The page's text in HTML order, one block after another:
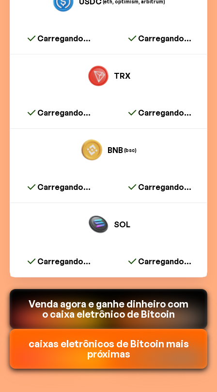
(eth, optimism, arbitrum)
Carregando... Carregando...
TRX
Carregando... Carregando...
BNB(bsc)
Carregando... Carregando...
SOL
Carregando... Carregando...
Venda agora e ganhe dinheiro com
o caixa eletrônico de Bitcoin
caixas eletrônicos de Bitcoin mais
próximas